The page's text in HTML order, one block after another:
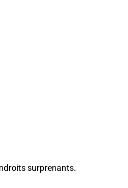
surprenants.